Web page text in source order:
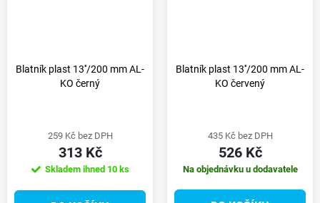
Blatník plast 13''/200 mm AL-
KO černý
259 Kč bez DPH
313 Kč
Skladem ihned 10 ks
Blatník plast 13''/200 mm AL-
KO červený
435 Kč bez DPH
526 Kč
Na objednávku u dodavatele